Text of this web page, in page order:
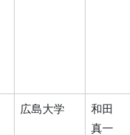
広島大学
和田
真一